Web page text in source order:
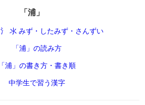
「浦」
氵 氺 みず・したみず・さんずい
「浦」の読み方
「浦」の書き方・書き順
中学生で習う漢字